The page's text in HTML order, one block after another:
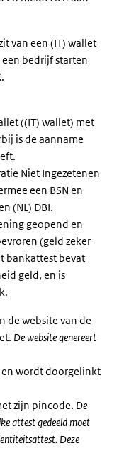
van een (IT) wallet
een bedrijf starten
((IT) wallet) met
is de aanname
Niet Ingezetenen
een BSN en
(NL) DBI.
geopend en
(geld zeker
bankattest bevat
geld, en is
de website van de
De website genereert
en wordt doorgelinkt
zijn pincode. De
attest gedeeld moet
Deze